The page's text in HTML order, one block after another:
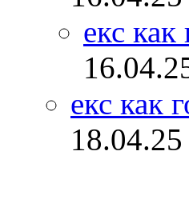
екс
екс как